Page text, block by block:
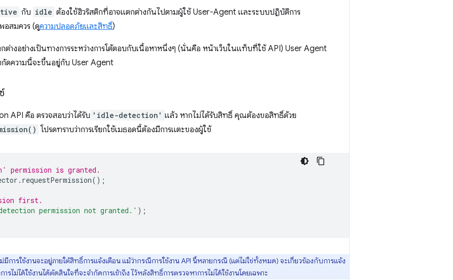
กับ idle ต้องใช้ฮิวริสติกที่อาจแตกต่างกันไปตามผู้ใช้ User-Agent และระบบปฏิบัติการ
อสมควร (ดูความปลอดภัยและสิทธิ์)
ต่างอย่างเป็นทางการระหว่างการโต้ตอบกับเนื้อหาหนึ่งๆ (นั่นคือ หน้าเว็บในแท็บที่ใช้ API) User Agent
กัดความนี้จะขึ้นอยู่กับ User Agent
API คือ ตรวจสอบว่าได้รับ 'idle-detection' แล้ว หากไม่ได้รับสิทธิ์ คุณต้องขอสิทธิ์ด้วย
โปรดทราบว่าการเรียกใช้เมธอดนี้ต้องมีการแตะของผู้ใช้
permission is granted.
. requestPermission();
first.
permission not granted.' );
มีการใช้งานจะอยู่ภายใต้สิทธิ์การแจ้งเตือน แม้ว่ากรณีการใช้งาน API นี้หลายกรณี (แต่ไม่ใช่ทั้งหมด) จะเกี่ยวข้องกับการแจ้ง
ไม่ได้ใช้งานได้ตัดสินใจที่จะจำกัดการเข้าถึง ไว้หลังสิทธิ์การตรวจหาการไม่ได้ใช้งานโดยเฉพาะ